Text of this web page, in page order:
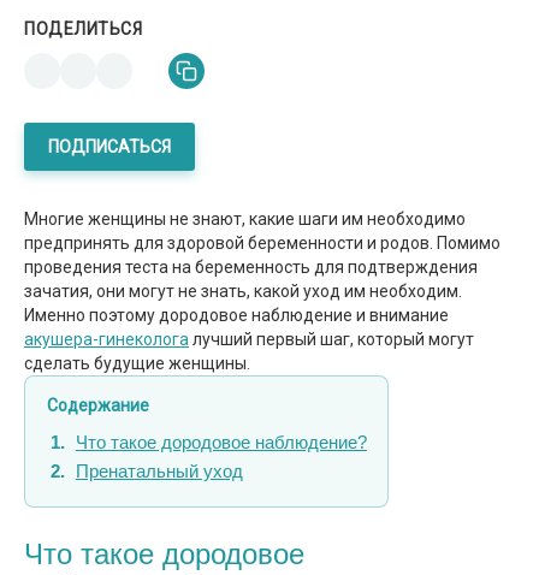
ПОДЕЛИТЬСЯ
ПОДПИСАТЬСЯ
Многие женщины не знают, какие шаги им необходимо
предпринять для здоровой беременности и родов. Помимо
проведения теста на беременность для подтверждения
зачатия, они могут не знать, какой уход им необходим.
Именно поэтому дородовое наблюдение и внимание
акушера-гинеколога лучший первый шаг, который могут
сделать будущие женщины.
Содержание
Что такое дородовое наблюдение?
Пренатальный уход
Что такое дородовое